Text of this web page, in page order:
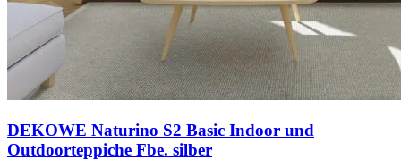
DEKOWE Naturino S2 Basic Indoor und
Outdoorteppiche Fbe. silber